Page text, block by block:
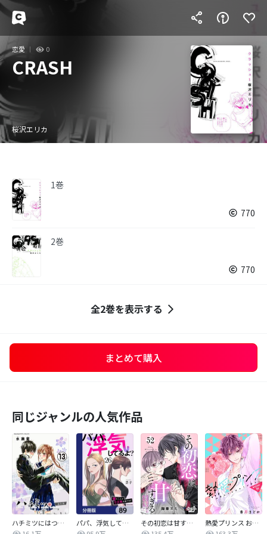
恋愛 0
CRASH
桜沢エリカ
1巻
770
2巻
770
全2巻を表示する
まとめて購入
同じジャンルの人気作品
ハチミツにはつこい
パパ、浮気してるよ？娘と二人でクズ夫を捨てます【分冊版】
その初恋は甘すぎる～恋愛処女には刺激が強い～
熱愛プリンス お兄ちゃんはキミが好き